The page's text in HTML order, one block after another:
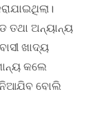
ତଥା ଅନ୍ୟାନ୍ୟ
ଖାଦ୍ୟ
କଲେ
ନିଆଯିବ ବୋଲି